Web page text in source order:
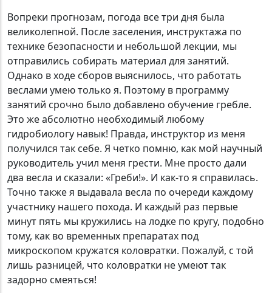
Вопреки прогнозам, погода все три дня была
великолепной. После заселения, инструктажа по
технике безопасности и небольшой лекции, мы
отправились собирать материал для занятий.
Однако в ходе сборов выяснилось, что работать
веслами умею только я. Поэтому в программу
занятий срочно было добавлено обучение гребле.
Это же абсолютно необходимый любому
гидробиологу навык! Правда, инструктор из меня
получился так себе. Я четко помню, как мой научный
руководитель учил меня грести. Мне просто дали
два весла и сказали: «Греби!». И как-то я справилась.
Точно также я выдавала весла по очереди каждому
участнику нашего похода. И каждый раз первые
минут пять мы кружились на лодке по кругу, подобно
тому, как во временных препаратах под
микроскопом кружатся коловратки. Пожалуй, с той
лишь разницей, что коловратки не умеют так
задорно смеяться!